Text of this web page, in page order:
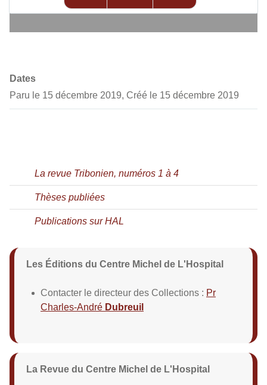
Dates
Paru le 15 décembre 2019, Créé le 15 décembre 2019
La revue Tribonien, numéros 1 à 4
Thèses publiées
Publications sur HAL
Les Éditions du Centre Michel de L'Hospital
Contacter le directeur des Collections : Pr
Charles-André Dubreuil
La Revue du Centre Michel de L'Hospital